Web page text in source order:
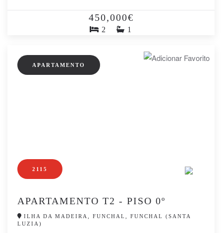
450,000€
2 1
2115
APARTAMENTO
APARTAMENTO T2 - PISO 0º
ILHA DA MADEIRA, FUNCHAL, FUNCHAL (SANTA
LUZIA)